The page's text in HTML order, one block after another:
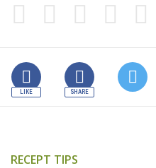
RECEPT TIPS